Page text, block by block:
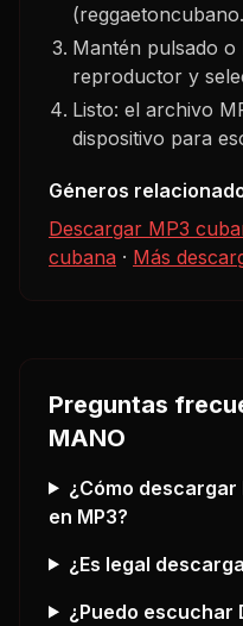
Mantén pulsado
reproductor y
Listo: el archivo
dispositivo para
Géneros
Descargar MP3
cubana · Más
Preguntas
MANO
¿Cómo descargar
en MP3?
¿Es legal
¿Puedo escuchar